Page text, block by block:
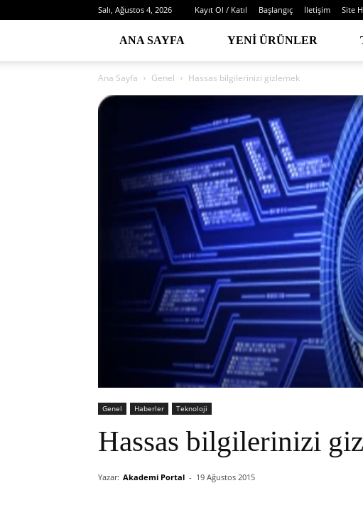
Salı, Ağustos 4, 2026 Kayıt Ol / Katıl Başlangıç İletişim Site
ANA SAYFA YENI ÜRÜNLER
Ana Sayfa Genel Hassas bilgilerinizi gizlemek
Genel Haberler Teknoloji
Hassas bilgilerinizi
Yazar: Akademi Portal - 19 Ağustos 2015